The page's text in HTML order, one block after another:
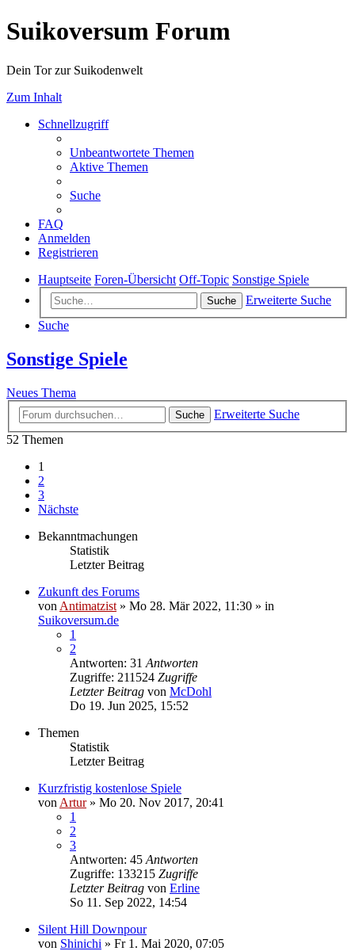
Suikoversum Forum
Dein Tor zur Suikodenwelt
Zum Inhalt
Schnellzugriff
Unbeantwortete Themen
Aktive Themen
Suche
FAQ
Anmelden
Registrieren
Hauptseite Foren-Übersicht Off-Topic Sonstige Spiele
Suche
Erweiterte Suche
Suche
Sonstige Spiele
Neues Thema
Suche
Erweiterte Suche
52 Themen
1
2
3
Nächste
Bekanntmachungen
Statistik
Letzter Beitrag
Zukunft des Forums
von Antimatzist » Mo 28. Mär 2022, 11:30 » in
Suikoversum.de
1
2
Antworten: 31 Antworten
Zugriffe: 211524 Zugriffe
Letzter Beitrag von McDohl
Do 19. Jun 2025, 15:52
Themen
Statistik
Letzter Beitrag
Kurzfristig kostenlose Spiele
von Artur» Mo 20. Nov 2017, 20:41
1
2
3
Antworten: 45 Antworten
Zugriffe: 133215 Zugriffe
Letzter Beitrag von Erline
So 11. Sep 2022, 14:54
Silent Hill Downpour
von Shinichi » Fr 1. Mai 2020, 07:05